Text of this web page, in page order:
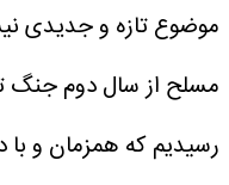
موضوع تازه و جدیدی
رسیدیم که همزمان و